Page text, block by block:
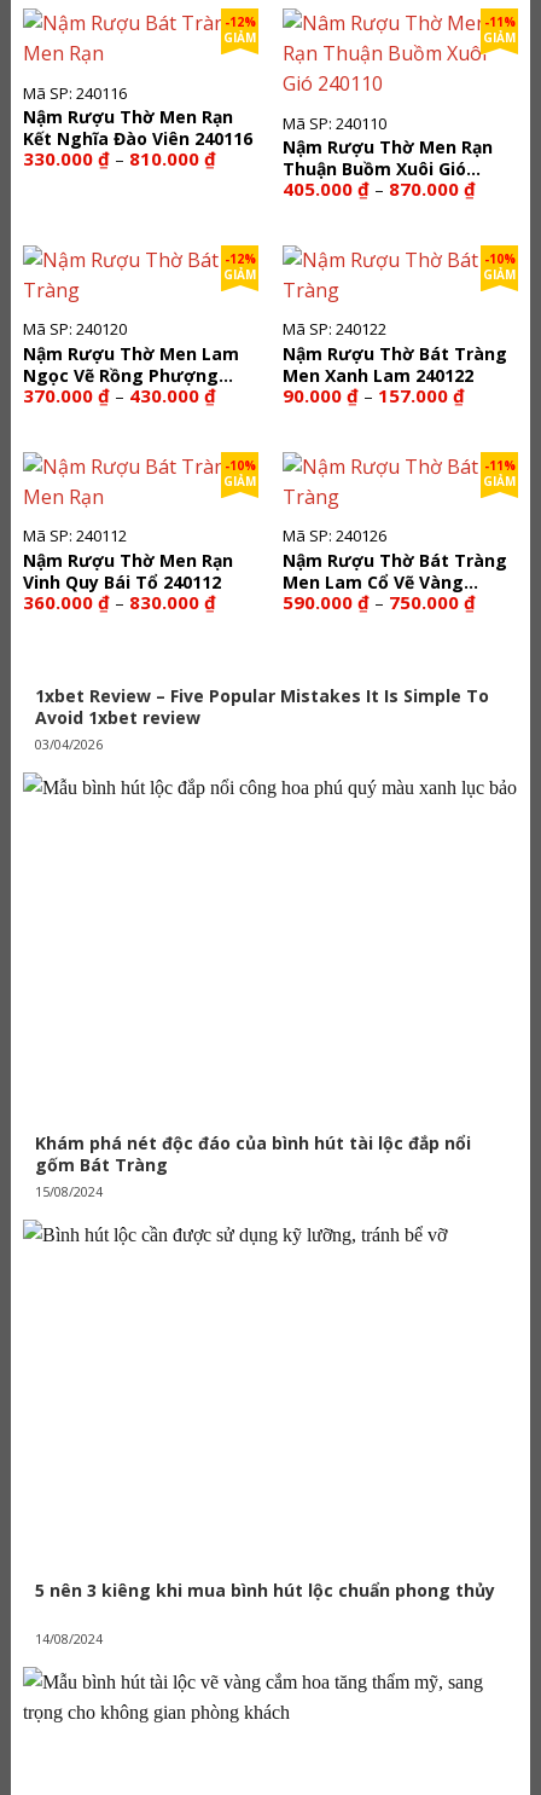
đến
126.000 ₫
đến
126.000 ₫
-12%
GIẢM
Mã SP: 240116
Nậm Rượu Thờ Men Rạn
Kết Nghĩa Đào Viên 240116
330.000 ₫ – 810.000 ₫Khoảng
giá:
-11%
GIẢM
Mã SP: 240110
Nậm Rượu Thờ Men Rạn
Thuận Buồm Xuôi Gió
240110
405.000 ₫ – 870.000 ₫Khoảng
giá:
đến
870.000
-12%
GIẢM
Mã SP: 240120
Nậm Rượu Thờ Men Lam
Ngọc Vẽ Rồng Phượng
240120
370.000 ₫ – 430.000 ₫Khoảng
giá:
đến
430.000 ₫
-10%
GIẢM
Mã SP: 240122
Nậm Rượu Thờ Bát Tràng
Men Xanh Lam 240122
90.000 ₫ – 157.000 ₫Khoảng
giá:
đến
157.000 ₫
-10%
GIẢM
Mã SP: 240112
Nậm Rượu Thờ Men Rạn
Vinh Quy Bái Tổ 240112
360.000 ₫ – 830.000 ₫Khoảng
giá:
-11%
GIẢM
Mã SP: 240126
Nậm Rượu Thờ Bát Tràng
Men Lam Cổ Vẽ Vàng
240126
590.000 ₫ – 750.000 ₫Khoảng
giá:
1xbet Review – Five Popular Mistakes It Is Simple To
Avoid 1xbet review
03/04/2026
Khám phá nét độc đáo của bình hút tài lộc đắp nổi
gốm Bát Tràng
15/08/2024
5 nên 3 kiêng khi mua bình hút lộc chuẩn phong thủy
14/08/2024